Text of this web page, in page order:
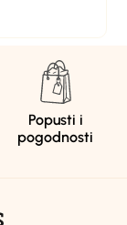
Popusti i
pogodnosti